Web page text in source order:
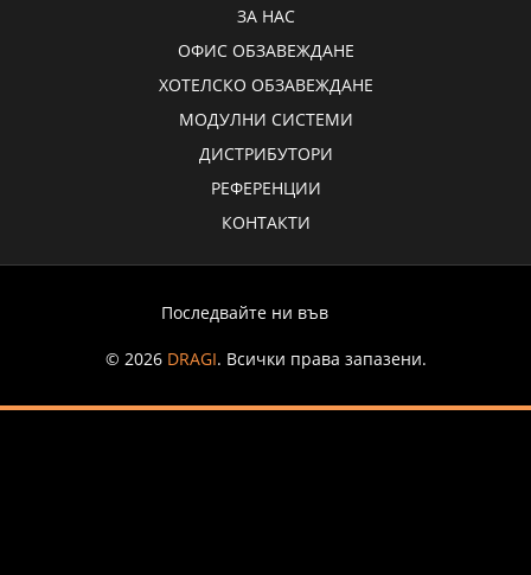
ЗА НАС
ОФИС ОБЗАВЕЖДАНЕ
ХОТЕЛСКО ОБЗАВЕЖДАНЕ
МОДУЛНИ СИСТЕМИ
ДИСТРИБУТОРИ
РЕФЕРЕНЦИИ
КОНТАКТИ
Последвайте ни във
© 2026 DRAGI. Всички права запазени.